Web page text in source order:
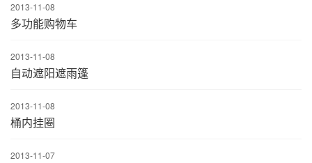
2013-11-08
多功能购物车
2013-11-08
自动遮阳遮雨篷
2013-11-08
桶内挂圈
2013-11-07